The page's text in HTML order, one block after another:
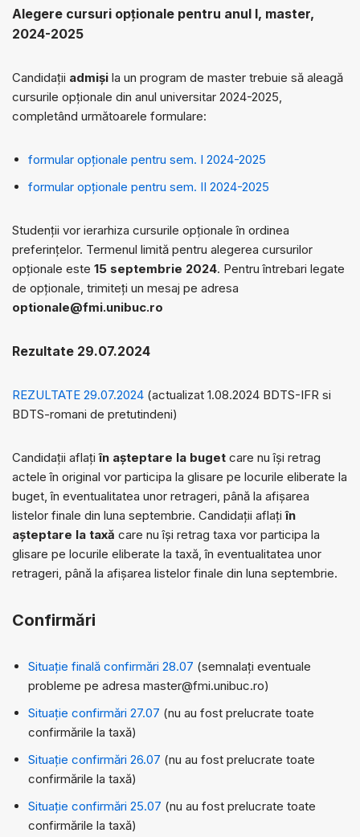
Alegere cursuri opționale pentru anul I, master,
2024-2025
Candidații admiși la un program de master trebuie să aleagă
cursurile opționale din anul universitar 2024-2025,
completând următoarele formulare:
formular opționale pentru sem. I 2024-2025
formular opționale pentru sem. II 2024-2025
Studenții vor ierarhiza cursurile opționale în ordinea
preferințelor. Termenul limită pentru alegerea cursurilor
opționale este 15 septembrie 2024. Pentru întrebari legate
de opționale, trimiteți un mesaj pe adresa
optionale@fmi.unibuc.ro
Rezultate 29.07.2024
REZULTATE 29.07.2024 (actualizat 1.08.2024 BDTS-IFR si
BDTS-romani de pretutindeni)
Candidații aflați în așteptare la buget care nu își retrag
actele în original vor participa la glisare pe locurile eliberate la
buget, în eventualitatea unor retrageri, până la afișarea
listelor finale din luna septembrie. Candidații aflați în
așteptare la taxă care nu își retrag taxa vor participa la
glisare pe locurile eliberate la taxă, în eventualitatea unor
retrageri, până la afișarea listelor finale din luna septembrie.
Confirmări
Situație finală confirmări 28.07 (semnalați eventuale
probleme pe adresa master@fmi.unibuc.ro)
Situație confirmări 27.07 (nu au fost prelucrate toate
confirmările la taxă)
Situație confirmări 26.07 (nu au fost prelucrate toate
confirmările la taxă)
Situație confirmări 25.07 (nu au fost prelucrate toate
confirmările la taxă)